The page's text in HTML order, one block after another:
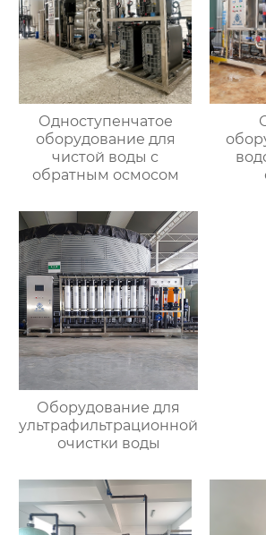
Одноступенчатое
оборудование для
чистой воды с
обратным осмосом
Оборудование для
ультрафильтрационной
очистки воды